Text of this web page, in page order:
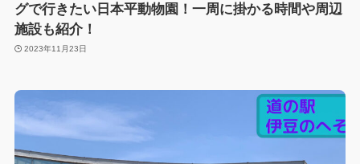
グで行きたい日本平動物園！一周に掛かる時間や周辺
施設も紹介！
2023年11月23日